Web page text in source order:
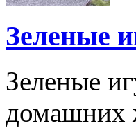
Зеленые
Зеленые
домашних